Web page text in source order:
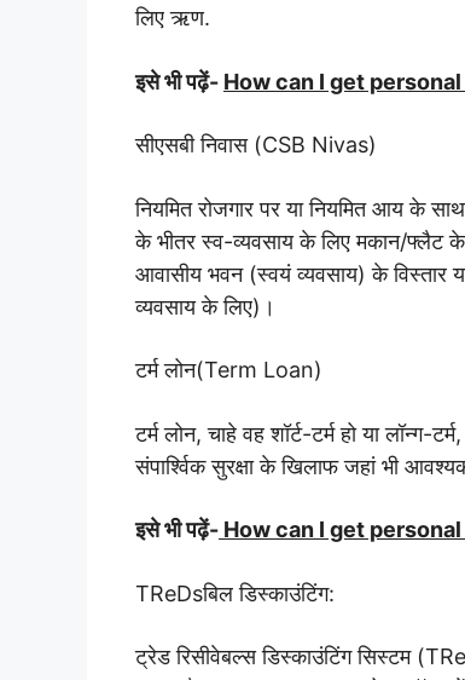
लिए ऋण.
इसे भी पढ़ें- How can I get
सीएसबी निवास (CSB Nivas)
नियमित रोजगार पर या नियमित आय के
के भीतर स्व-व्यवसाय के लिए मकान/फ्लैट के
आवासीय भवन (स्वयं व्यवसाय) के विस्तार
व्यवसाय के लिए)।
टर्म लोन(Term Loan)
टर्म लोन, चाहे वह शॉर्ट-टर्म हो या
संपार्श्विक सुरक्षा के खिलाफ जहां भी
इसे भी पढ़ें- How can I get
TReDsबिल डिस्काउंटिंग:
ट्रेड रिसीवेबल्स डिस्काउंटिंग सिस्टम